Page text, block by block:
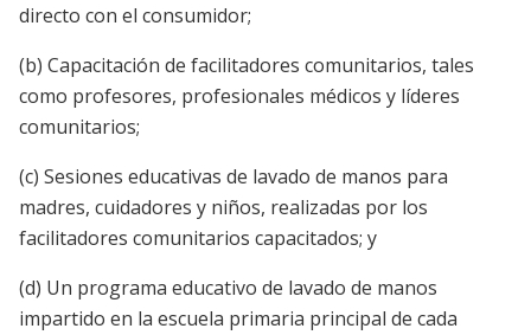
directo con el consumidor;
(b) Capacitación de facilitadores comunitarios, tales
como profesores, profesionales médicos y líderes
comunitarios;
(c) Sesiones educativas de lavado de manos para
madres, cuidadores y niños, realizadas por los
facilitadores comunitarios capacitados; y
(d) Un programa educativo de lavado de manos
impartido en la escuela primaria principal de cada